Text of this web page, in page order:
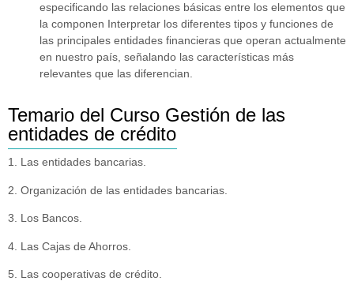
especificando las relaciones básicas entre los elementos que
la componen Interpretar los diferentes tipos y funciones de
las principales entidades financieras que operan actualmente
en nuestro país, señalando las características más
relevantes que las diferencian.
Temario del Curso Gestión de las
entidades de crédito
1. Las entidades bancarias.
2. Organización de las entidades bancarias.
3. Los Bancos.
4. Las Cajas de Ahorros.
5. Las cooperativas de crédito.